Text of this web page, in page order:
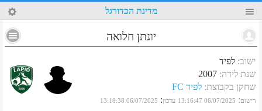
48 מדינת הכדורגל
יונתן חלואה
ישוב: לפיד
שנת לידה:
2007
שחקן בקבוצת: לפיד FC
רישום:
06/07/2025 13:16:47 עדכון:
06/07/2025 13:18:38